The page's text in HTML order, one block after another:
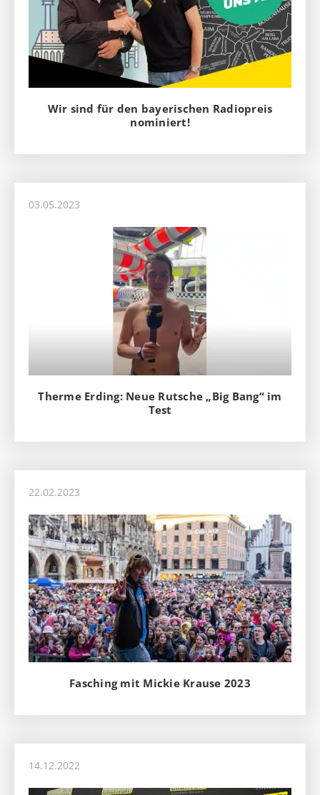
Wir sind für den bayerischen Radiopreis
nominiert!
03.05.2023
Therme Erding: Neue Rutsche „Big Bang“ im
Test
22.02.2023
Fasching mit Mickie Krause 2023
14.12.2022